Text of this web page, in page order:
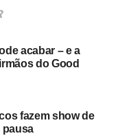
acabar – e a
do Good
fazem show de
pausa